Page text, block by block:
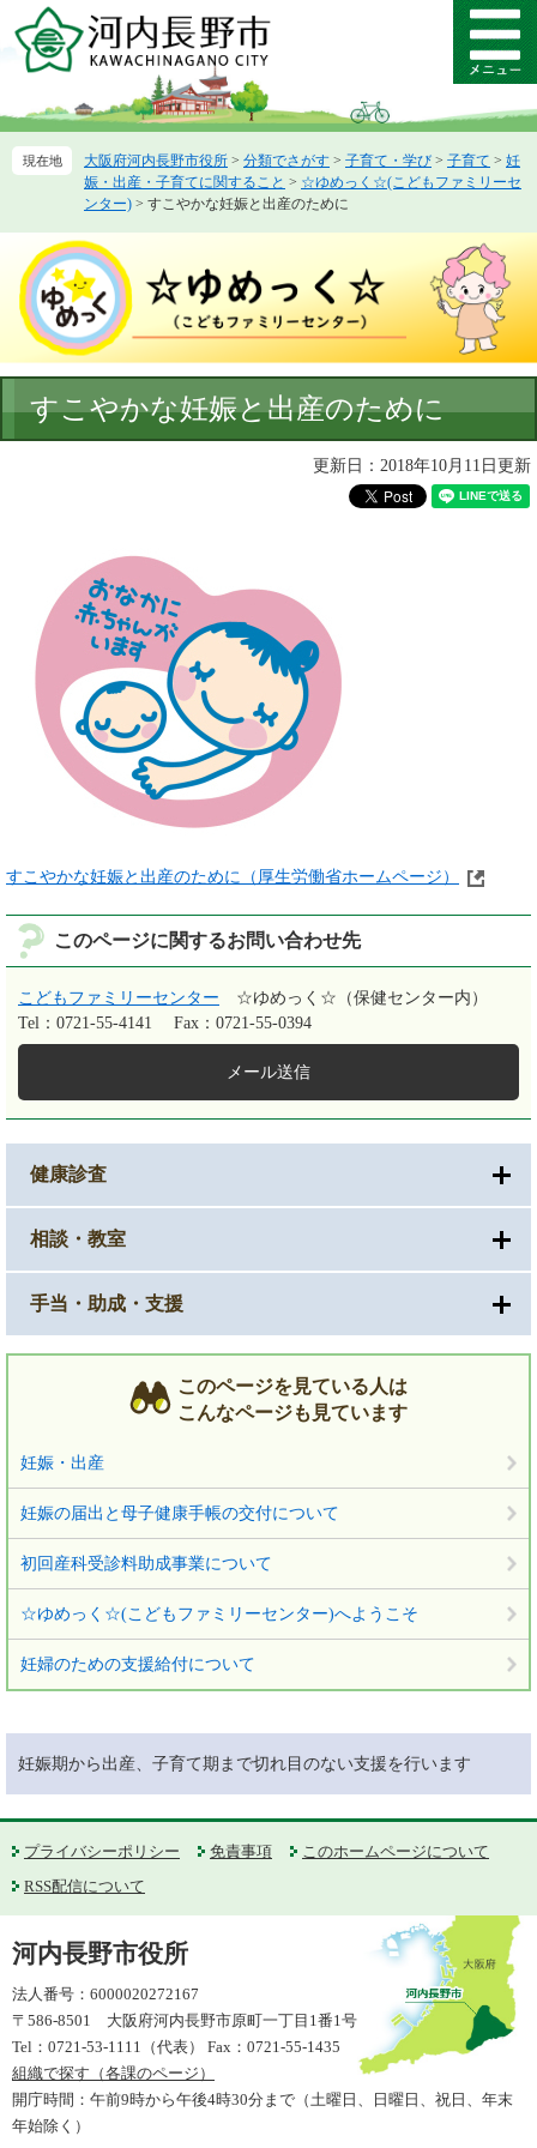
ー
先
ニ
を
メ
ニ
ー
大阪府河内長野市役所 > 分類でさがす > 子育て・学び > 子育て > 妊
娠・出産・子育てに関すること > ☆ゆめっく☆(こどもファミリーセ
ンター) > すこやかな妊娠と出産のために
文
すこやかな妊娠と出産のために
更新日：2018年10月11日更新
すこやかな妊娠と出産のために（厚生労働省ホームページ）
このページに関するお問い合わせ先
こどもファミリーセンター
☆ゆめっく☆（保健センター内）
Tel：0721-55-4141
Fax：0721-55-0394
メール送信
健康診査
相談・教室
手当・助成・支援
このページを見ている人は
こんなページも見ています
妊娠・出産
妊娠の届出と母子健康手帳の交付について
初回産科受診料助成事業について
☆ゆめっく☆(こどもファミリーセンター)へようこそ
妊婦のための支援給付について
妊娠期から出産、子育て期まで切れ目のない支援を行います
プライバシーポリシー 免責事項
このホームページについて
RSS配信について
河内長野市役所
法人番号：6000020272167
〒586-8501 大阪府河内長野市原町一丁目1番1号
Tel：0721-53-1111（代表） Fax：0721-55-1435
組織で探す（各課のページ）
開庁時間：午前9時から午後4時30分まで（土曜日、日曜日、祝日、年末
年始除く）